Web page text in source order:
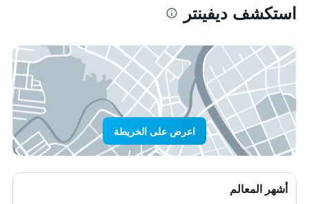
استكشف ديفينتر
اعرض على الخريطة
أشهر المعالم